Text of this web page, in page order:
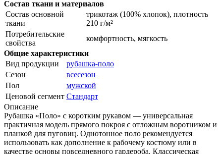
Состав ткани и материалов
Состав основной
ткани
трикотаж (100% хлопок), плотность
210 г/м²
Потребительские
свойства
комфортность, мягкость
Общие характеристики
Вид продукции
рубашка-поло
Сезон
всесезон
Пол
мужской
Ценовой сегмент Стандарт
Описание
Рубашка «Поло» с коротким рукавом — универсальная
практичная модель прямого покроя с отложным воротником и
планкой для пуговиц. Однотонное поло рекомендуется
использовать как дополнение к рабочему костюму или в
качестве основы повседневного гардероба. Классическая